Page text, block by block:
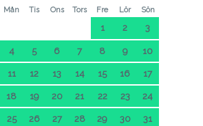
Mån Tis Ons Tors Fre Lör Sön
1 2 3
4 5 6 7 8 9 10
11 12 13 14 15 16 17
18 19 20 21 22 23 24
25 26 27 28 29 30 31